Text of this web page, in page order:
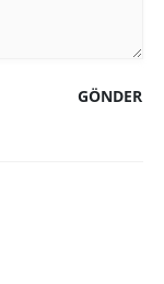
GÖNDER